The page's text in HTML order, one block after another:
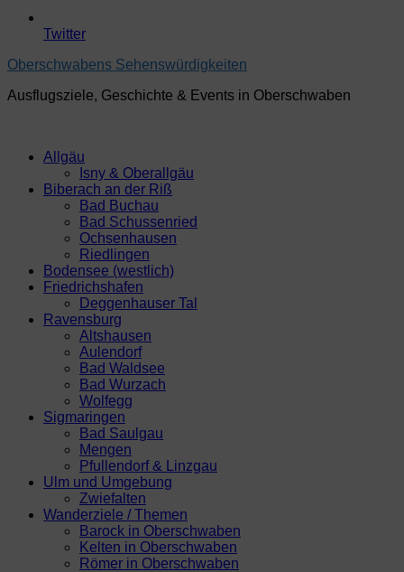
Twitter
Oberschwabens Sehenswürdigkeiten
Ausflugsziele, Geschichte & Events in Oberschwaben
Allgäu
Isny & Oberallgäu
Biberach an der Riß
Bad Buchau
Bad Schussenried
Ochsenhausen
Riedlingen
Bodensee (westlich)
Friedrichshafen
Deggenhauser Tal
Ravensburg
Altshausen
Aulendorf
Bad Waldsee
Bad Wurzach
Wolfegg
Sigmaringen
Bad Saulgau
Mengen
Pfullendorf & Linzgau
Ulm und Umgebung
Zwiefalten
Wanderziele / Themen
Barock in Oberschwaben
Kelten in Oberschwaben
Römer in Oberschwaben